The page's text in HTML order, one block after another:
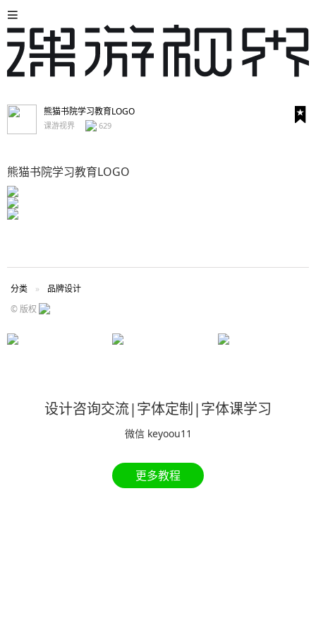
熊猫书院学习教育LOGO
课游视界 629
熊猫书院学习教育LOGO
分类
品牌设计
© 版权
设计咨询交流|字体定制|字体课学习
微信 keyoou11
更多教程